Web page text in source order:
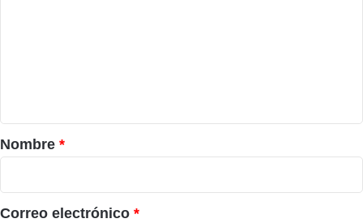
r
i
o
*
Nombre *
Correo electrónico *